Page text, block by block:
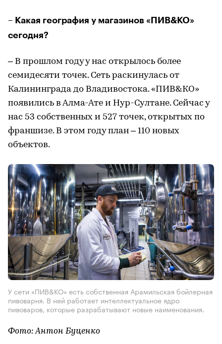
– Какая география у магазинов «ПИВ&КО»
сегодня?
– В прошлом году у нас открылось более
семидесяти точек. Сеть раскинулась от
Калининграда до Владивостока. «ПИВ&КО»
появились в Алма-Ате и Нур-Султане. Сейчас у
нас 53 собственных и 527 точек, открытых по
франшизе. В этом году план – 110 новых
объектов.
У сети «ПИВ&КО» есть собственная Арамильская бойлерная
пивоварня. В ней работает интеллектуальное ядро
пивоваров, которые разрабатывают новые наименования.
Фото: Антон Буценко